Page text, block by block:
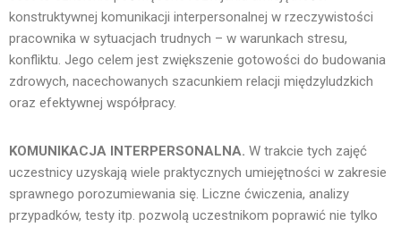
konstruktywnej komunikacji interpersonalnej w rzeczywistości
pracownika w sytuacjach trudnych – w warunkach stresu,
konfliktu. Jego celem jest zwiększenie gotowości do budowania
zdrowych, nacechowanych szacunkiem relacji międzyludzkich
oraz efektywnej współpracy.
KOMUNIKACJA INTERPERSONALNA. W trakcie tych zajęć
uczestnicy uzyskają wiele praktycznych umiejętności w zakresie
sprawnego porozumiewania się. Liczne ćwiczenia, analizy
przypadków, testy itp. pozwolą uczestnikom poprawić nie tylko